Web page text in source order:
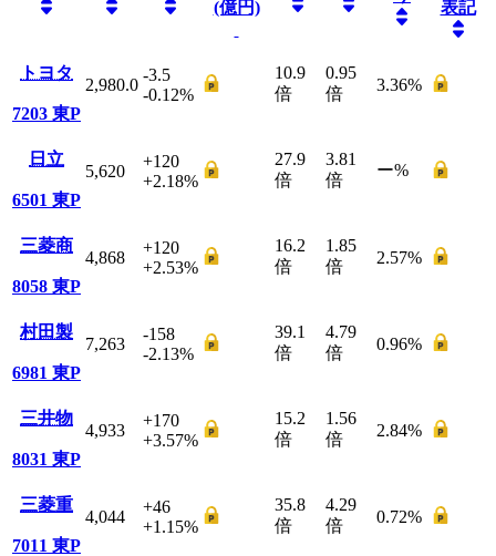
(億円)
表記
トヨタ
7203 東P
2,980.0
-3.5
-0.12%
10.9
倍
0.95
倍
3.36%
日立
6501 東P
5,620
+120
+2.18%
27.9
倍
3.81
倍
ー%
三菱商
8058 東P
4,868
+120
+2.53%
16.2
倍
1.85
倍
2.57%
村田製
6981 東P
7,263
-158
-2.13%
39.1
倍
4.79
倍
0.96%
三井物
8031 東P
4,933
+170
+3.57%
15.2
倍
1.56
倍
2.84%
三菱重
7011 東P
4,044
+46
+1.15%
35.8
倍
4.29
倍
0.72%